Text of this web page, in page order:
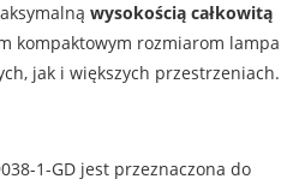
wysokością całkowitą
kompaktowym rozmiarom lampa
jak i większych przestrzeniach.
1-GD jest przeznaczona do